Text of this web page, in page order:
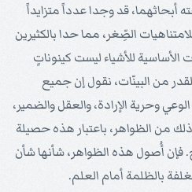
أبحاثهما، قد وجدا عدداً متزايداً
الصِّغر، مما حدا بالكثيرين
الأساسية للأشياء ليست كينوناتٍ
من البينّات، نقول إن جميع
وحرية الإرادة، والعقل والضمير،
ذلك من الظواهر، باعتبار هذه حصيلة
فإن أُصول هذه الظواهر، شأنها شأن
بالظلمة أمام العلم.